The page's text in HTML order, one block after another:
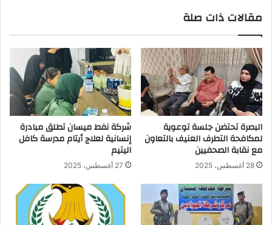
مقالات ذات صلة
البصرة تحتضن جلسة توعوية
لمكافحة التطرف العنيف بالتعاون
مع نقابة الصحفيين
28 أغسطس، 2025
شركة نفط ميسان تطلق مبادرة
إنسانية لعلاج أيتام مدرسة كافل
اليتيم
27 أغسطس، 2025